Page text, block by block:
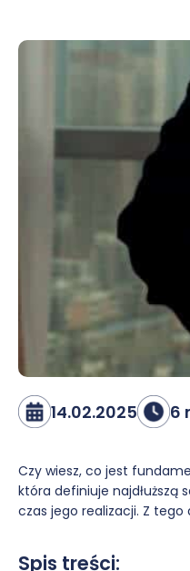
14.02.2025 6
Czy wiesz, co jest
która definiuje
czas jego realizacji. Z tego
Spis treści: